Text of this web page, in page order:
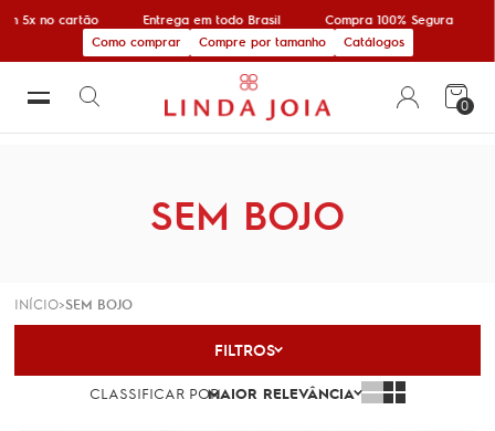
no cartão Entrega em todo Brasil Compra 100% Segura
Como comprar
Compre por tamanho Catálogos
0
SEM BOJO
INÍCIO SEM BOJO
CLASSIFICAR PORMAIOR RELEVÂNCIA
FILTROS